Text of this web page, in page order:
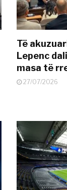
Të
Lepenc
masa të
27/07/2026